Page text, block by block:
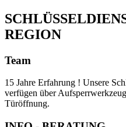
REGION
Team
15 Jahre Erfahrung ! Unsere
verfügen über
Türöffnung.